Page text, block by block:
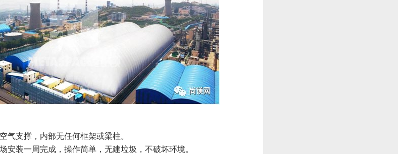
气支撑，内部无任何框架或梁柱。
安装一周完成，操作简单，无建垃圾，不破坏环境。